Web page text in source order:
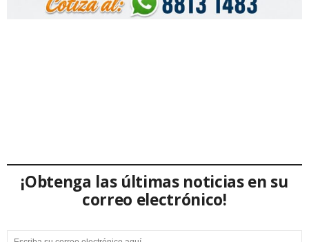
¡Obtenga las últimas noticias en su
correo electrónico!